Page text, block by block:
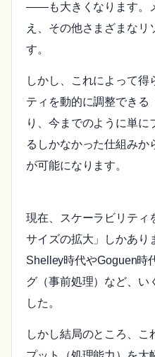
――も大きくなります。
え、その他さまざまなリ
す。
しかし、これによって得
ティを動的に調整できる
り、今までのように単に
るしかなかった仕組みか
が可能になります。
現在、スケーラビリティ
サイズの拡大」しかあり
Shelley時代やGoguen時
グ（事前処理）など、い
した。
しかし結局のところ、こ